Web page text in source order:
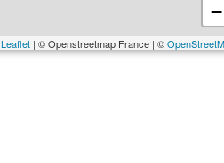
−
Leaflet| © Openstreetmap France | ©